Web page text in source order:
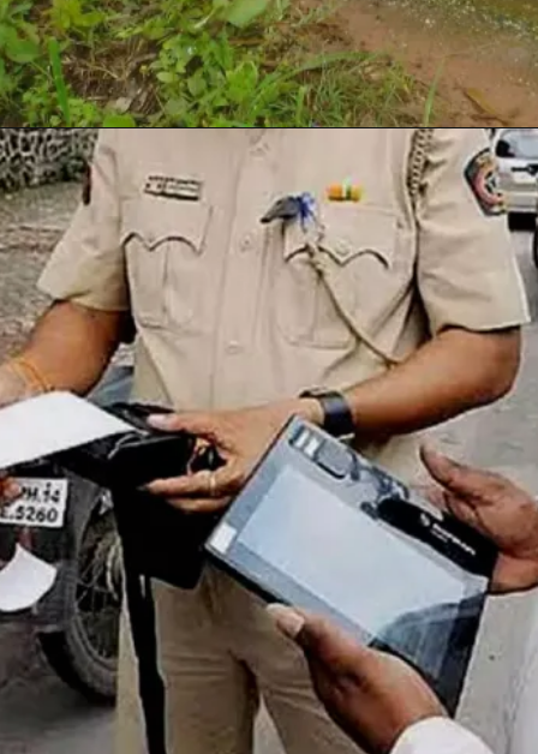
चालान कटे या न कटे
हेलमेट लगाना है जरुरी।